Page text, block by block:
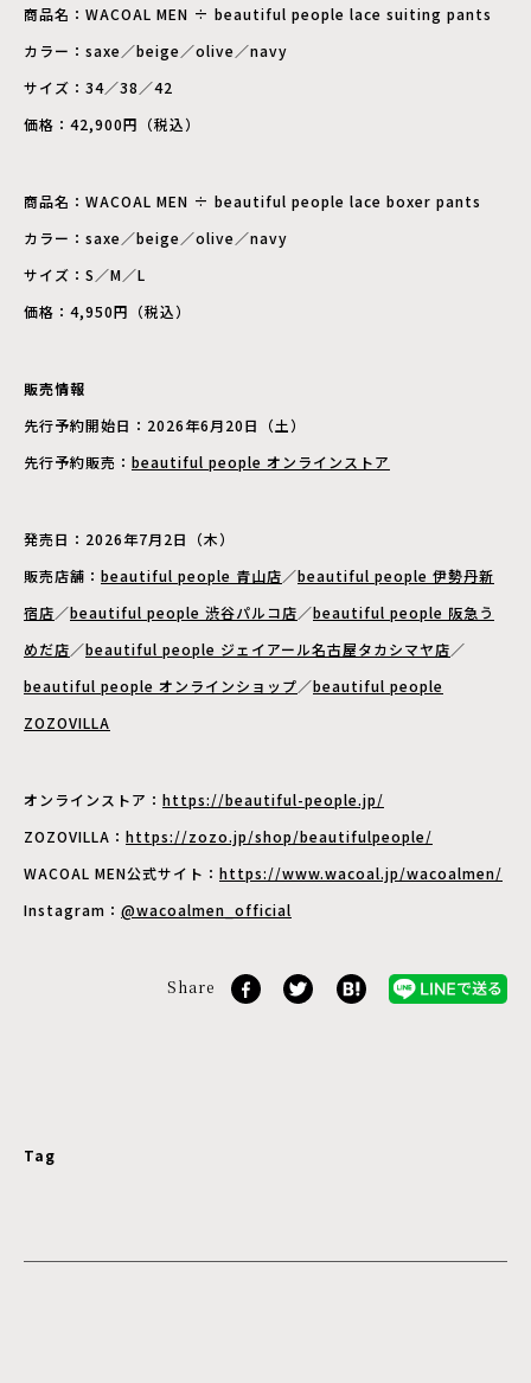
商品名：WACOAL MEN ÷ beautiful people lace suiting pants
カラー：saxe／beige／olive／navy
サイズ：34／38／42
価格：42,900円（税込）
商品名：WACOAL MEN ÷ beautiful people lace boxer pants
カラー：saxe／beige／olive／navy
サイズ：S／M／L
価格：4,950円（税込）
販売情報
先行予約開始日：2026年6月20日（土）
先行予約販売： beautiful people オンラインストア
発売日：2026年7月2日（木）
販売店舗： beautiful people 青山店／beautiful people 伊勢丹新
宿店／beautiful people 渋谷パルコ店／beautiful people 阪急う
めだ店／beautiful people ジェイアール名古屋タカシマヤ店／
beautiful people オンラインショップ／beautiful people
ZOZOVILLA
オンラインストア： https://beautiful-people.jp/
ZOZOVILLA： https://zozo.jp/shop/beautifulpeople/
WACOAL MEN公式サイト： https://www.wacoal.jp/wacoalmen/
Instagram： @wacoalmen_official
Share
Tag